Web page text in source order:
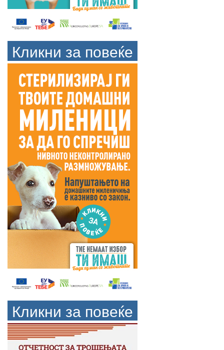
Кликни за повеќе
Кликни за повеќе